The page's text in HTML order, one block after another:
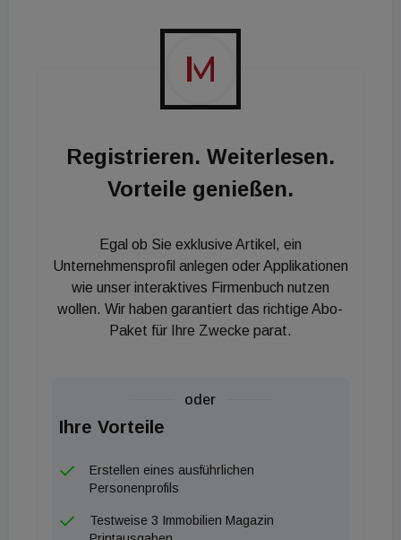
Aira Geschäftsführer Roman Ascherov erfreut. "Um
solche Projekte zu realisieren, bedarf es einer
großartigen Partnerschaft, bei der alle Beteiligten
das gleiche Ziel vor Augen haben. Ich möchte mich
professionelle und freundschaftliche
Zusammenarbeit bedanken", so Gerald Auböck,
mich in erster Linie bei unserem gesamten Bauteam
vor Ort bedanken. Allen voran unserem Bauleiter Hr.
Albian Sylejmani und unserem Hauptpolier Hr. Asim
Mehic. Ohne dieser tolle Mannschaft wäre das alles
nicht möglich.", bedankt sich Niederlassungsleiter
Registrieren. Weiterlesen.
Vorteile genießen.
Egal ob Sie exklusive Artikel, ein
Unternehmensprofil anlegen oder Applikationen
wie unser interaktives Firmenbuch nutzen
wollen. Wir haben garantiert das richtige Abo-
Paket für Ihre Zwecke parat.
oder
Ihre Vorteile
Erstellen eines ausführlichen
Personenprofils
Testweise 3 Immobilien Magazin